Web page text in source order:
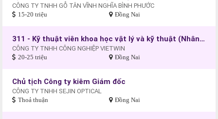
CÔNG TY TNHH GỖ TÂN VĨNH NGHĨA BÌNH PHƯỚC
15-20 triệu Đồng Nai
311 - Kỹ thuật viên khoa học vật lý và kỹ thuật (Nhân viên quản lý kỹ thuật công nghệ sản xuất)
CÔNG TY TNHH CÔNG NGHIỆP VIETWIN
20-25 triệu Đồng Nai
Chủ tịch Công ty kiêm Giám đốc
CÔNG TY TNHH SEJIN OPTICAL
Thoả thuận Đồng Nai